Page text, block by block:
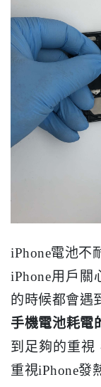
iPhone電池不
iPhone用戶關
的時候都會遇
手機電池耗電
到足夠的重視
重視iPhone發